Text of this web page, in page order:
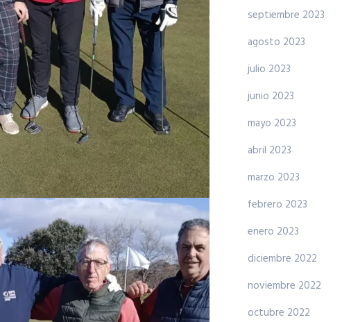
septiembre 2023
agosto 2023
julio 2023
junio 2023
mayo 2023
abril 2023
marzo 2023
febrero 2023
enero 2023
diciembre 2022
noviembre 2022
octubre 2022